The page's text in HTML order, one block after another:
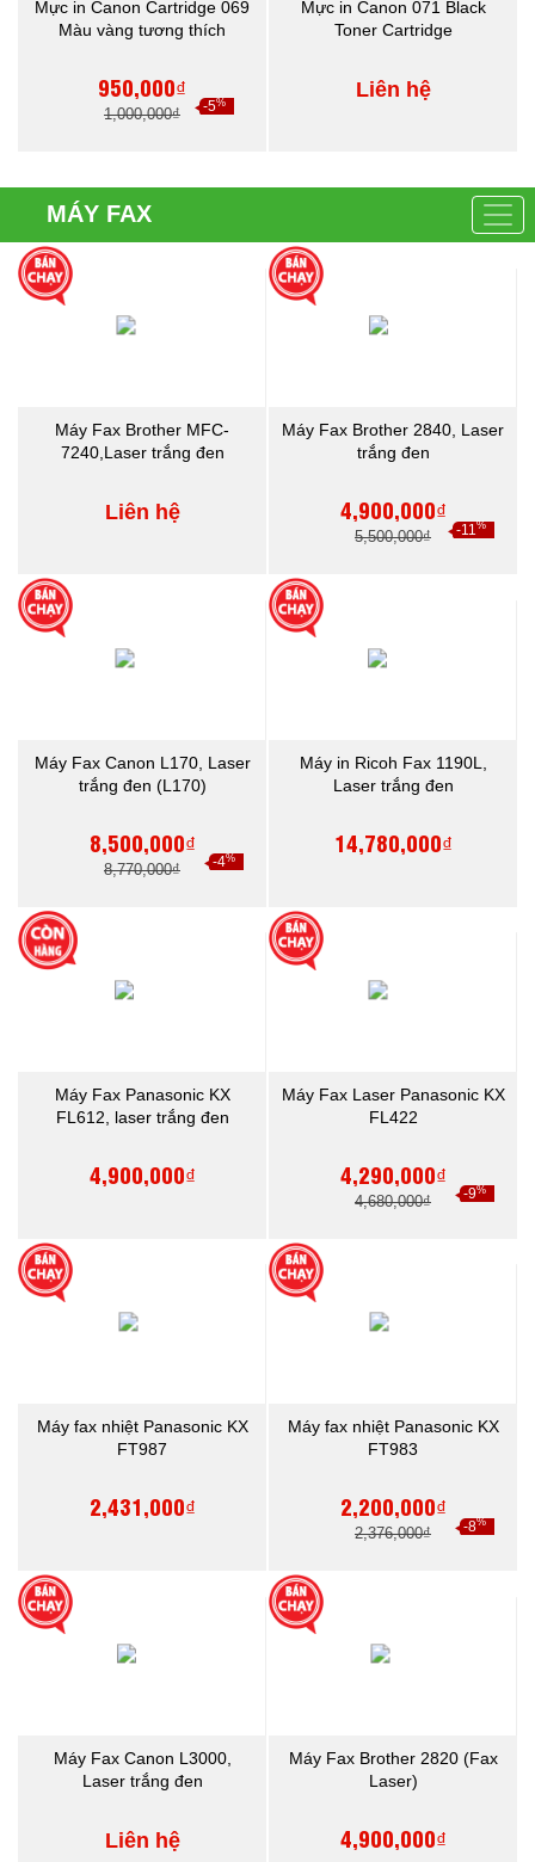
Mực in Canon Cartridge 069
Màu vàng tương thích
950,000₫
1,000,000₫ -5%
Mực in Canon 071 Black
Toner Cartridge
Liên hệ
MÁY FAX
Máy Fax Brother MFC-
7240,Laser trắng đen
Liên hệ
Máy Fax Brother 2840, Laser
trắng đen
4,900,000₫
5,500,000₫ -11 %
Máy Fax Canon L170, Laser
trắng đen (L170)
8,500,000₫
8,770,000₫ -4%
Máy in Ricoh Fax 1190L,
Laser trắng đen
14,780,000₫
Máy Fax Panasonic KX
FL612, laser trắng đen
4,900,000₫
Máy Fax Laser Panasonic KX
FL422
4,290,000₫
4,680,000₫ -9%
Máy fax nhiệt Panasonic KX
FT987
2,431,000₫
Máy fax nhiệt Panasonic KX
FT983
2,200,000₫
2,376,000₫ -8%
Máy Fax Canon L3000,
Laser trắng đen
Liên hệ
Máy Fax Brother 2820 (Fax
Laser)
4,900,000₫